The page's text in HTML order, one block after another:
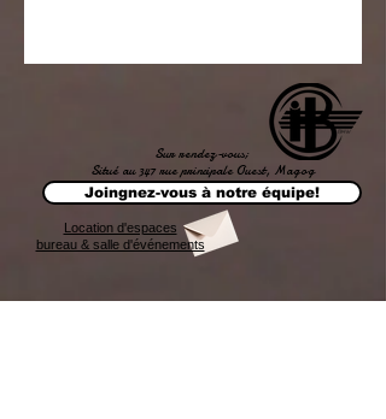
Sur rendez-vous;
Situé au 347 rue principale Ouest, Magog
Joingnez-vous à notre équipe!
Location d'espaces
bureau & salle d'événements